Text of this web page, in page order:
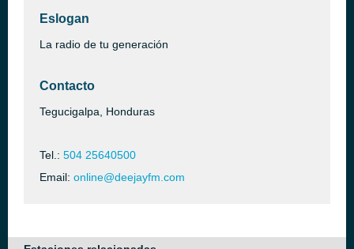
Eslogan
La radio de tu generación
Contacto
Tegucigalpa, Honduras
Tel.: 504 25640500
Email: online@deejayfm.com